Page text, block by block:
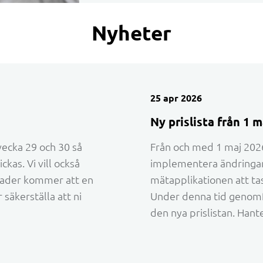
Nyheter
29 och 30 så
Vi vill också
kommer att en
säkerställa att ni
25 apr 2026
Ny prislista från 1
Från och med 1 maj
implementera
mätapplikationen att
Under denna tid
den nya prislistan.